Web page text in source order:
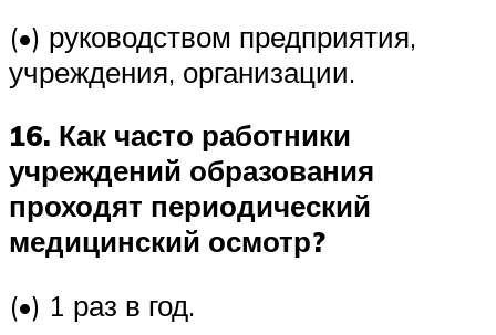
(•) руководством предприятия,
учреждения, организации.
16. Как часто работники
учреждений образования
проходят периодический
медицинский осмотр?
(•) 1 раз в год.